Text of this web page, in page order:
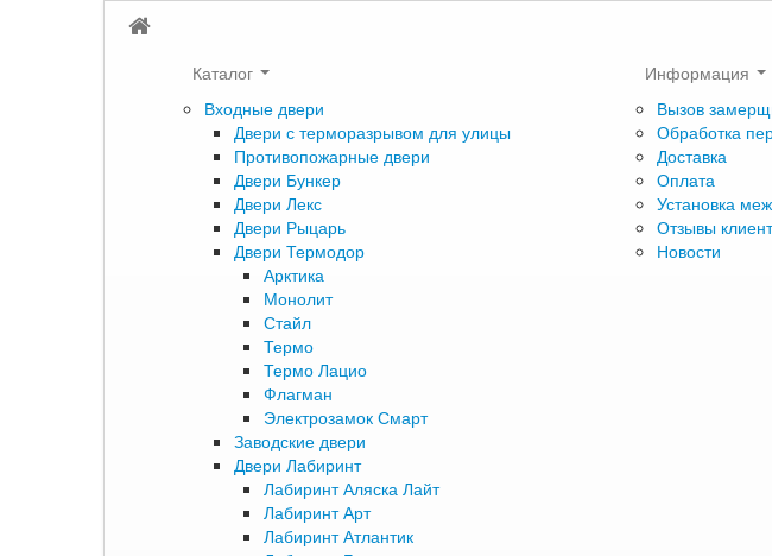
Каталог
Входные двери
Двери с терморазрывом для улицы
Противопожарные двери
Двери Бункер
Двери Лекс
Двери Рыцарь
Двери Термодор
Арктика
Монолит
Стайл
Термо
Термо Лацио
Флагман
Электрозамок Смарт
Заводские двери
Двери Лабиринт
Лабиринт Аляска Лайт
Лабиринт Арт
Лабиринт Атлантик
Информация
Вызов
Обработка
Доставка
Оплата
Установка
Отзывы
Новости